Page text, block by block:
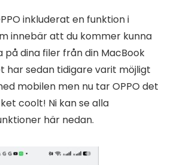
inkluderat en funktion i
innebär att du kommer kunna
dina filer från din MacBook
har sedan tidigare varit möjligt
mobilen men nu tar OPPO det
coolt! Ni kan se alla
här nedan.